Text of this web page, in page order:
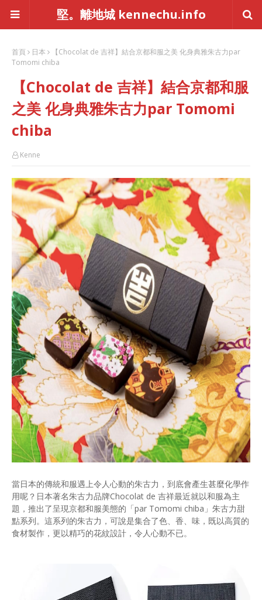
堅。離地城 kennechu.info
首頁 日本
【Chocolat de 吉祥】結合京都和服之美 化身典雅朱古力par
Tomomi chiba
【Chocolat de 吉祥】結合京都和服
之美 化身典雅朱古力par Tomomi
chiba
Kenne
當日本的傳統和服遇上令人心動的朱古力，到底會產生甚麼化學作
用呢？日本著名朱古力品牌Chocolat de 吉祥最近就以和服為主
題，推出了呈現京都和服美態的「par Tomomi chiba」朱古力甜
點系列。這系列的朱古力，可說是集合了色、香、味，既以高質的
食材製作，更以精巧的花紋設計，令人心動不已。